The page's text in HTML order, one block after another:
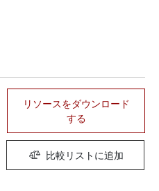
リソースをダウンロード
する
比較リストに追加